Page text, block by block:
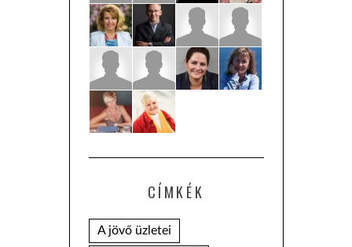
CÍMKÉK
A jövő üzletei